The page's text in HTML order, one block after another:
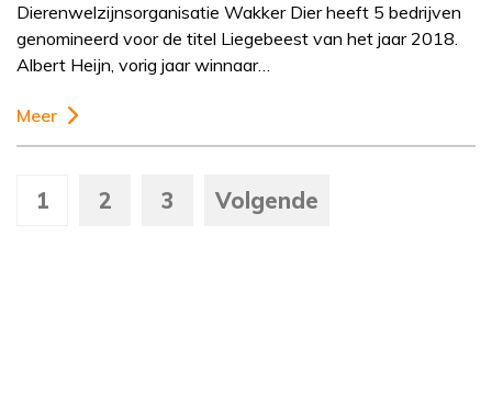
Dierenwelzijnsorganisatie Wakker Dier heeft 5 bedrijven
genomineerd voor de titel Liegebeest van het jaar 2018.
Albert Heijn, vorig jaar winnaar…
Meer
1 2 3 Volgende